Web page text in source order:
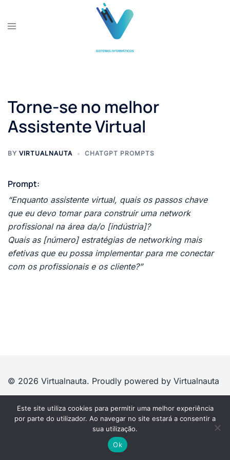
Torne-se no melhor
Assistente Virtual
BY VIRTUALNAUTA CHATGPT PROMPTS
Prompt:
“Enquanto assistente virtual, quais os passos chave
que eu devo tomar para construir uma network
profissional na área da/o [indústria]?
Quais as [número] estratégias de networking mais
efetivas que eu possa implementar para me conectar
com os profissionais e os cliente?”
© 2026 Virtualnauta. Proudly powered by Virtualnauta
Este site utiliza cookies para permitir uma melhor experiência
por parte do utilizador. Ao navegar no site estará a consentir a
sua utilização.
Ok